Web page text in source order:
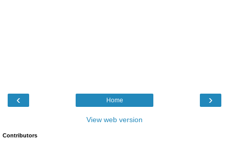
‹ ›
Home
View web version
Contributors